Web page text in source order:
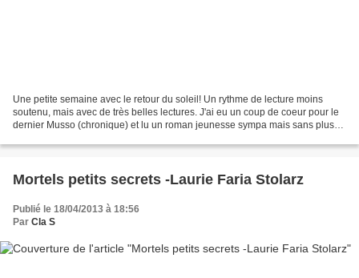
Une petite semaine avec le retour du soleil! Un rythme de lecture moins
soutenu, mais avec de très belles lectures. J'ai eu un coup de coeur pour le
dernier Musso (chronique) et lu un roman jeunesse sympa mais sans plus
Mortels petits secrets -Laurie Faria Stolarz
Publié le 18/04/2013 à 18:56
Par Cla S